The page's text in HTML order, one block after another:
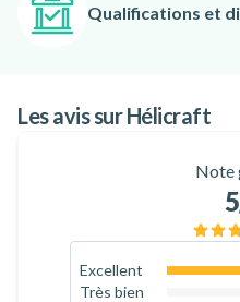
Qualifications et
Les avis sur Hélicraft
Note
5
Excellent
Très bien